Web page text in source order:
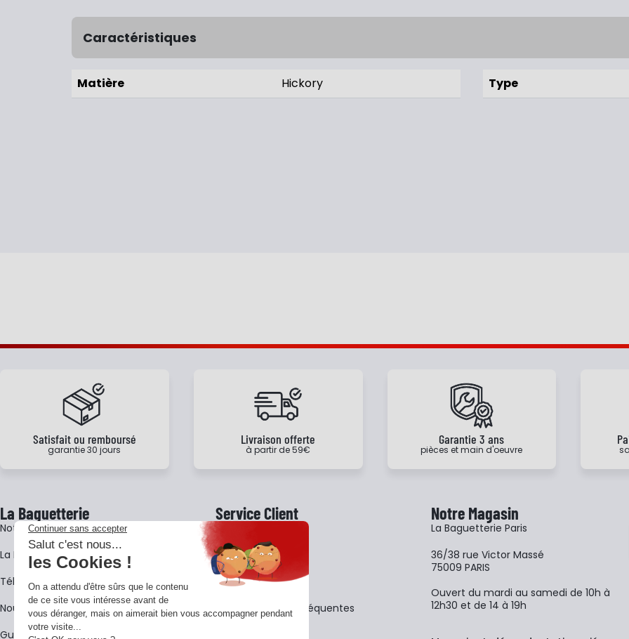
Caractéristiques
Matière Hickory Type
Satisfait ou remboursé
garantie 30 jours
Livraison offerte
à partir de 59€
Garantie 3 ans
pièces et main d'oeuvre
La Baguetterie
Notre histoire
La BagShow
​Télécharger le catalogue
Nous contacter
Guides La Baguetterie
Service Client
Garantie 3 ans
CGV
FAQ - Questions Fréquentes
Notre Magasin
La Baguetterie Paris
36/38 rue Victor Massé
75009 PARIS
Ouvert du mardi au samedi de 10h à
12h30 et de 14 à 19h